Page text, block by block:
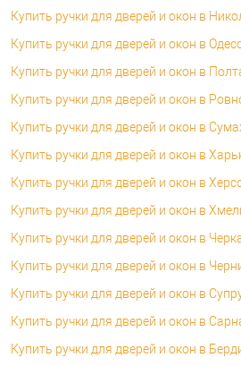
Купить ручки для дверей и окон в
Купить ручки для дверей и окон в
Купить ручки для дверей и окон в
Купить ручки для дверей и окон в
Купить ручки для дверей и окон в
Купить ручки для дверей и окон в
Купить ручки для дверей и окон в
Купить ручки для дверей и окон в
Купить ручки для дверей и окон в
Купить ручки для дверей и окон в
Купить ручки для дверей и окон в
Купить ручки для дверей и окон в
Купить ручки для дверей и окон в